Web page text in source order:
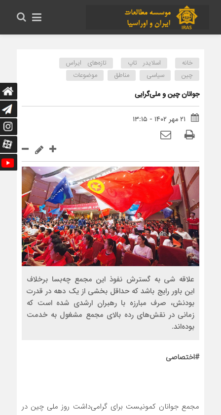
خانه اسلایدر تاپ
تازه‌های ایراس
چین
سیاسی مناطق موضوعات
جوانان چین و ملی‌گرایی
۲۱ مهر ۱۴۰۲ - ۱۳:۱۵
علاقه شی به گسترش نفوذ این مجمع چه‌بسا برخلاف
این باور رایج باشد که حداقل بخشی از یک دهه در قدرت
بودنش، صرف مبارزه با رهبران ارشدی شده است که
زمانی در نقش‌های رده بالای مجمع مشغول به خدمت
بوده‌اند.
#اختصاصی
مجمع جوانان کمونیست برای گرامی‌داشت روز ملی چین در